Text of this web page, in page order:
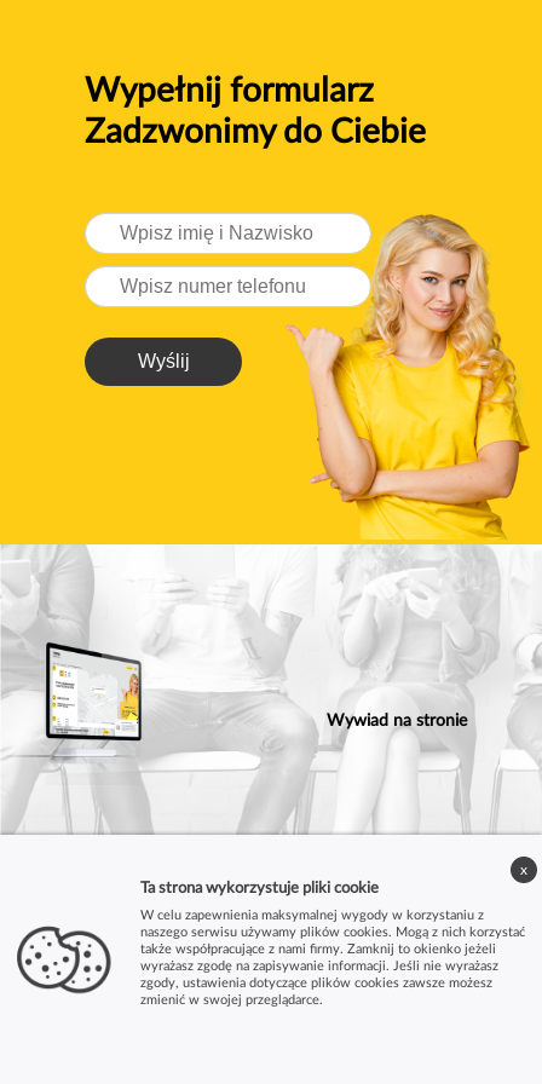
Wypełnij formularz
Zadzwonimy do Ciebie
Wyślij
Wywiad na stronie
Ta strona wykorzystuje pliki cookie
W celu zapewnienia maksymalnej wygody w korzystaniu z
naszego serwisu używamy plików cookies. Mogą z nich korzystać
także współpracujące z nami firmy. Zamknij to okienko jeżeli
wyrażasz zgodę na zapisywanie informacji. Jeśli nie wyrażasz
zgody, ustawienia dotyczące plików cookies zawsze możesz
zmienić w swojej przeglądarce.
x